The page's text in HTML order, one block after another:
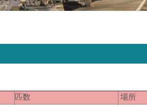
匹数
場所